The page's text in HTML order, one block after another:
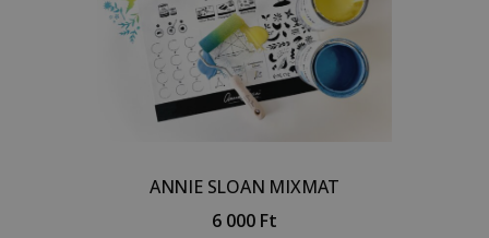
ANNIE SLOAN MIXMAT
6 000 Ft